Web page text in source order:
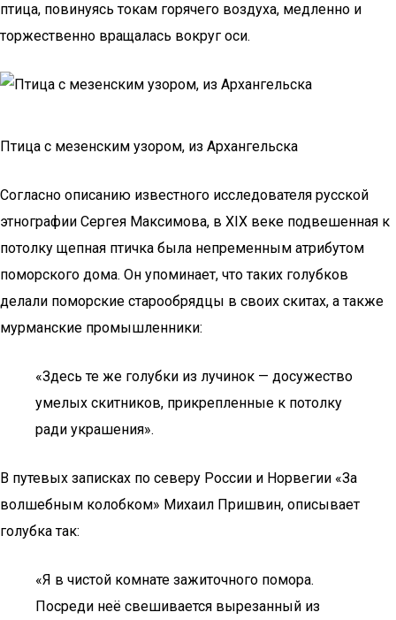
птица, повинуясь токам горячего воздуха, медленно и
торжественно вращалась вокруг оси.
Птица с мезенским узором, из Архангельска
Согласно описанию известного исследователя русской
этнографии Сергея Максимова, в XIX веке подвешенная к
потолку щепная птичка была непременным атрибутом
поморского дома. Он упоминает, что таких голубков
делали поморские старообрядцы в своих скитах, а также
мурманские промышленники:
«Здесь те же голубки из лучинок — досужество
умелых скитников, прикрепленные к потолку
ради украшения».
В путевых записках по северу России и Норвегии «За
волшебным колобком» Михаил Пришвин, описывает
голубка так:
«Я в чистой комнате зажиточного помора.
Посреди неё свешивается вырезанный из